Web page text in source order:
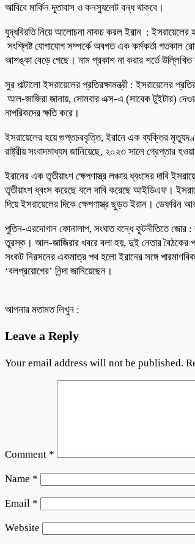
আবিবে মার্কিন দূতাবাস ও কনস্যুলেট বন্ধ থাকবে।
যুদ্ধবিরতি নিয়ে আলোচনা নাকচ করল ইরান : ইসরায়েলের
সংশ্লিষ্ট যোগাযোগ সম্পর্কে অবগত এক কর্মকর্তা গতকাল
আশঙ্কা বেড়ে গেছে। নাম প্রকাশ না করার শর্তে উল্লিখিত
সুর পাল্টালো ইসরায়েলের প্রতিরক্ষামন্ত্রী : ইসরায়েলের
আল-জাজিরা জানায়, সোমবার এক্স-এ (সাবেক টুইটার)
নাগরিকদের ক্ষতি করে।
ইসরায়েলের হয়ে গুপ্তচরবৃত্তি, ইরানে এক ব্যক্তির
রাষ্ট্রীয় সংবাদমাধ্যম জানিয়েছে, ২০২৩ সালে গ্রেপ্তার
ইরানের এক তৃতীয়াংশ ক্ষেপণাস্ত্র লঞ্চার ধ্বংসের দাবি
তৃতীয়াংশ ধ্বংস করেছে বলে দাবি করেছে আইডিএফ।
দিয়ে ইসরায়েলের দিকে ক্ষেপণাস্ত্র ছুড়ত ইরান। ডেফরিন
পুতিন-এরদোগান ফোনালাপ, সংঘাত বন্ধে কূটনীতিতে জোর :
তুরস্ক। আল-জাজিরার খবরে বলা হয়, দুই নেতার বৈঠকের
সংকট নিরসনের একমাত্র পথ হলো ইরানের সঙ্গে
‘বলপ্রয়োগের’ নিন্দা জানিয়েছেন।
আপনার মতামত লিখুন :
Leave a Reply
Your email address will not be published.
Comment *
Name *
Email *
Website